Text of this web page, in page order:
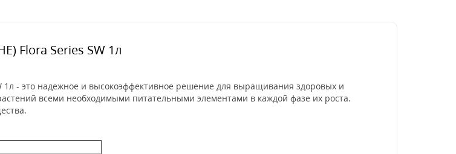
Flora Series SW 1л
1л - это надежное и высокоэффективное решение для выращивания здоровых и
всеми необходимыми питательными элементами в каждой фазе их роста.